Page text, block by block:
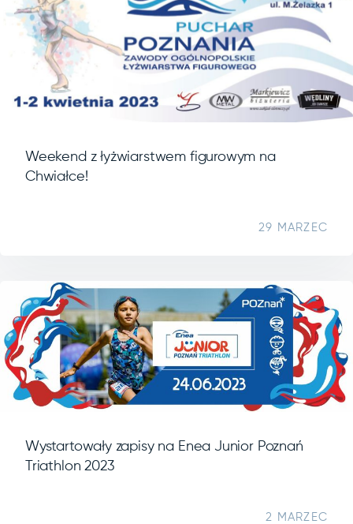
Weekend z łyżwiarstwem figurowym na
Chwiałce!
29 MARZEC
Wystartowały zapisy na Enea Junior Poznań
Triathlon 2023
2 MARZEC